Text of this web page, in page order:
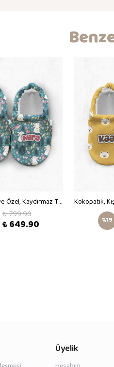
Kokopatik, Kişiye Özel, Kaydırmaz Taban,Ev Kreş Patiği,Unisex Bebek Patiği,Pamuklu Yenidoğan Patik,Rabbit Desenli Patik
₺ 799.90
₺ 649.90 %19
Üyelik